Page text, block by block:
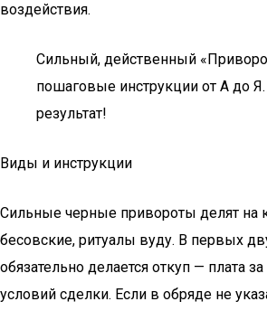
воздействия.
Сильный, действенный
пошаговые инструкции от А до
результат!
Виды и инструкции
Сильные черные привороты делят на
бесовские, ритуалы вуду. В первых
обязательно делается откуп — плата
условий сделки. Если в обряде не